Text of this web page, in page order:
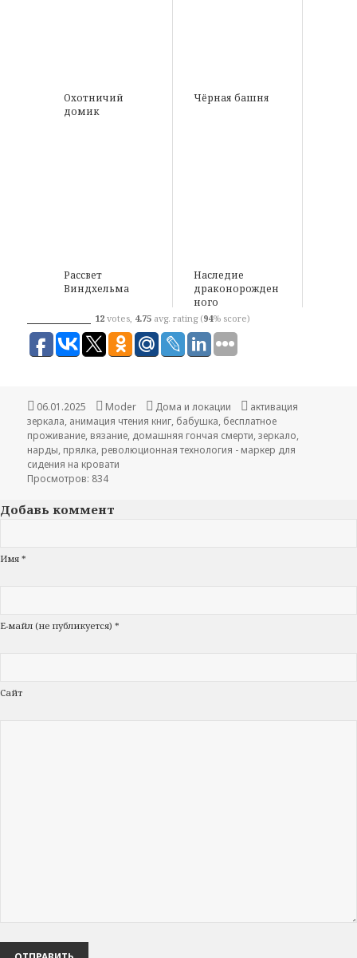
Охотничий
домик
Чёрная башня
Рассвет
Виндхельма
Наследие
драконорожден
ного
12 votes, 4.75 avg. rating (94% score)
Опубликовано
06.01.2025 Автор
Moder Рубрики
Дома и локации Метки
активация
зеркала, анимация чтения книг, бабушка, бесплатное
проживание, вязание, домашняя гончая смерти,зеркало,
нарды, прялка, революционная технология - маркер для
сидения на кровати
Просмотров: 834
Добавь коммент
Имя *
Е-майл (не публикуется) *
Сайт